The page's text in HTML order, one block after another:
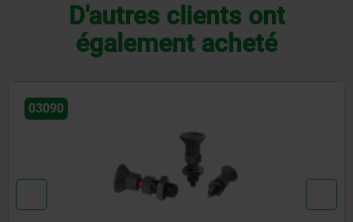
D'autres clients ont
également acheté